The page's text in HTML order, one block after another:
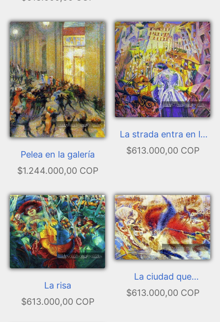
Pelea en la galería
$1.244.000,00 COP
La strada entra en la
casa
$613.000,00 COP
La risa
$613.000,00 COP
La ciudad que
asciende
$613.000,00 COP